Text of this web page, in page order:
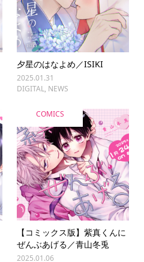
夕星のはなよめ／ISIKI
2025.01.31
DIGITAL, NEWS
COMICS
【コミックス版】紫真くんに
ぜんぶあげる／青山冬兎
2025.01.06